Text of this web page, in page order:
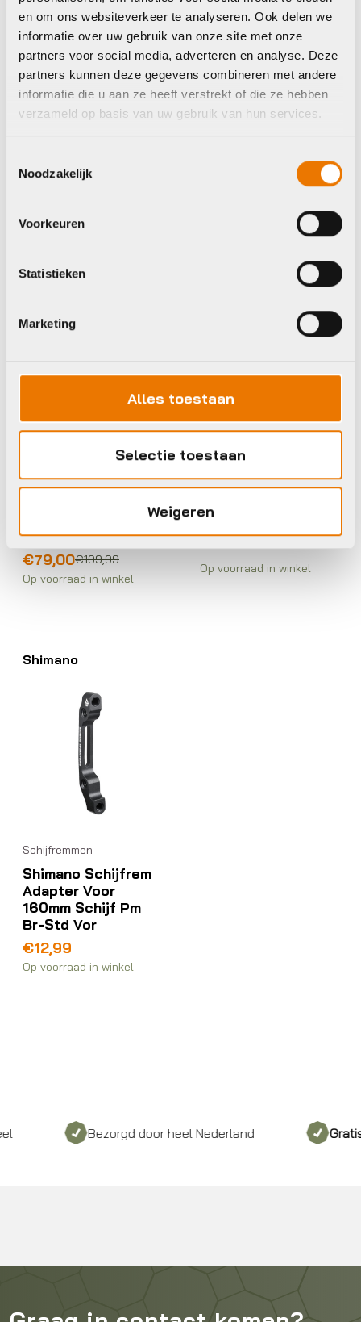
en om ons websiteverkeer te analyseren. Ook delen we
informatie over uw gebruik van onze site met onze
partners voor social media, adverteren en analyse. Deze
partners kunnen deze gegevens combineren met andere
informatie die u aan ze heeft verstrekt of die ze hebben
verzameld op basis van uw gebruik van hun services.
Noodzakelijk
Voorkeuren
Statistieken
Marketing
Alles toestaan
Selectie toestaan
Weigeren
Sale
Sram remschijf
paceline 160mm 6
prijs
prijs
Sale
Sram remschijf
centerline 180
Oorspronkelijke
451
Voor
€109,99
Oorspronkelijke
prijs
€79,00
Huidige
prijs
Op voorraad in winkel
Set BL BR-MT500
Voor Compleet
Z/Schijf
€65,00
Op voorraad in winkel
Shimano
Schijfremmen
Shimano Schijfrem
Adapter Voor
160mm Schijf Pm
Br-Std Vor
€12,99
Op voorraad in winkel
Bezorgd door heel Nederland Gratis